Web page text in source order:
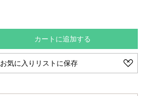
カートに追加する
お気に入りリストに保存